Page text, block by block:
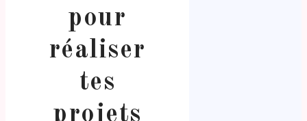
pour
réaliser
tes
projets